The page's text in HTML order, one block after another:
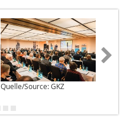
Quelle/Source: GKZ